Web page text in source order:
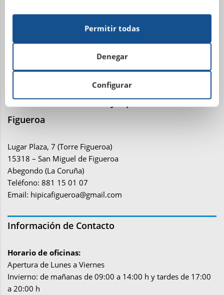
15001 La Coruña
Email:administracion@sdhipicalacoruna.com
Instalaciones ecuestres y equitación Finca de
Figueroa
Lugar Plaza, 7 (Torre Figueroa)
15318 – San Miguel de Figueroa
Abegondo (La Coruña)
Teléfono: 881 15 01 07
Email: hipicafigueroa@gmail.com
Información de Contacto
Horario de oficinas:
Apertura de Lunes a Viernes
Invierno: de mañanas de 09:00 a 14:00 h y tardes de 17:00
a 20:00 h
Configurar
Denegar
Permitir todas